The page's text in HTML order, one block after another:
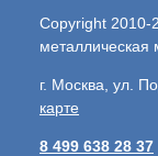
Copyright
металлическая
г. Москва, ул.
карте
8 499 638 28 37